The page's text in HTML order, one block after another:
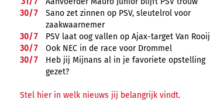
30/7
Sano zet zinnen op PSV, sleutelrol voor
zaakwaarnemer
30/7
PSV laat oog vallen op Ajax-target Van Rooij
30/7
Ook NEC in de race voor Drommel
30/7
Heb jij Mijnans al in je favoriete opstelling
gezet?
Stel hier in welk nieuws jij belangrijk vindt.